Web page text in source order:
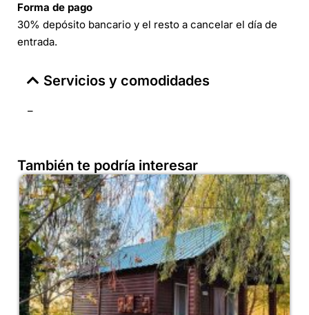
Forma de pago
30% depósito bancario y el resto a cancelar el día de
entrada.
Servicios y comodidades
–
También te podría interesar